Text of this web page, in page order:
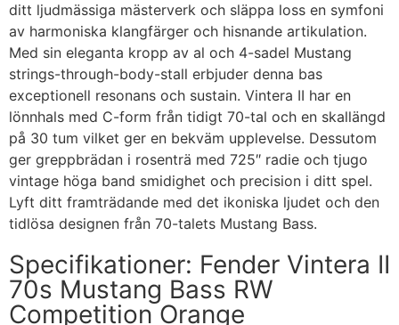
ditt ljudmässiga mästerverk och släppa loss en symfoni
av harmoniska klangfärger och hisnande artikulation.
Med sin eleganta kropp av al och 4-sadel Mustang
strings-through-body-stall erbjuder denna bas
exceptionell resonans och sustain. Vintera II har en
lönnhals med C-form från tidigt 70-tal och en skallängd
på 30 tum vilket ger en bekväm upplevelse. Dessutom
ger greppbrädan i rosenträ med 725″ radie och tjugo
vintage höga band smidighet och precision i ditt spel.
Lyft ditt framträdande med det ikoniska ljudet och den
tidlösa designen från 70-talets Mustang Bass.
Specifikationer: Fender Vintera II
70s Mustang Bass RW
Competition Orange